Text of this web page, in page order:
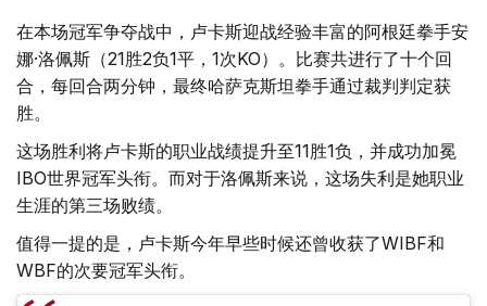
在本场冠军争夺战中，卢卡斯迎战经验丰富的阿根廷拳手安
娜·洛佩斯（21胜2负1平，1次KO）。比赛共进行了十个回
合，每回合两分钟，最终哈萨克斯坦拳手通过裁判判定获
胜。
这场胜利将卢卡斯的职业战绩提升至11胜1负，并成功加冕
IBO世界冠军头衔。而对于洛佩斯来说，这场失利是她职业
生涯的第三场败绩。
值得一提的是，卢卡斯今年早些时候还曾收获了WIBF和
WBF的次要冠军头衔。